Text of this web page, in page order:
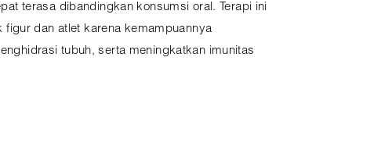
terasa dibandingkan konsumsi oral. Terapi ini
figur dan atlet karena kemampuannya
tubuh, serta meningkatkan imunitas